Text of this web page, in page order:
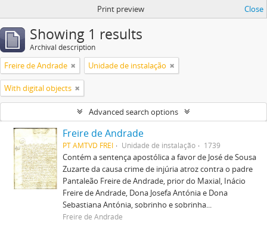
Print preview Close
Showing 1 results
Archival description
Freire de Andrade Unidade de instalação
With digital objects
Advanced search options
Freire de Andrade
PT AMTVD FREI Unidade de instalação 1739
Contém a sentença apostólica a favor de José de Sousa
Zuzarte da causa crime de injúria atroz contra o padre
Pantaleão Freire de Andrade, prior do Maxial, Inácio
Freire de Andrade, Dona Josefa Antónia e Dona
Sebastiana Antónia, sobrinho e sobrinha...
Freire de Andrade